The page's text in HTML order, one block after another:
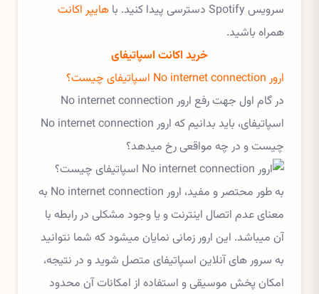
سرویس Spotify دسترسی پیدا کنید. با
هایپر اکانت
همراه باشید.
خرید اکانت اسپاتیفای
ارور No internet connection اسپاتیفای چیست؟
در گام اول جهت رفع ارور No internet connection
اسپاتیفای، باید بدانیم که ارور No internet connection
چیست و در چه مواقعی رخ میدهد؟
به طور محتصر و مفید، ارور No internet connection به
معنای عدم اتصال اینترنت و یا وجود مشکلی در رابطه با
آن میباشد. این ارور زمانی نمایان میشود که شما نتوانید
به سرور های آنلاین اسپاتیفای متصل شوید و در نتیجه،
امکان پخش موسیقی و استفاده از امکانات آن محدود